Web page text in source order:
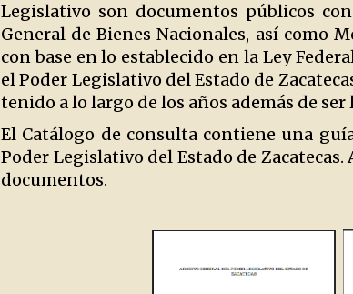
Legislativo son documentos públicos
General de Bienes Nacionales, así
con base en lo establecido en la Ley
el Poder Legislativo del Estado de
tenido a lo largo de los años además de
El Catálogo de consulta contiene una
Poder Legislativo del Estado de
documentos.